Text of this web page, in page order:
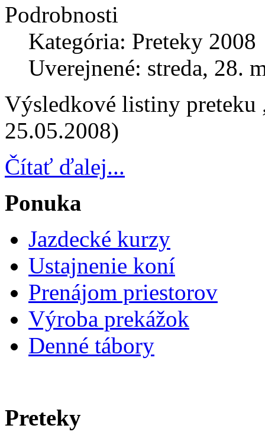
Podrobnosti
Kategória: Preteky 2008
Uverejnené: streda, 28.
Výsledkové listiny preteku
25.05.2008)
Čítať ďalej...
Ponuka
Jazdecké kurzy
Ustajnenie koní
Prenájom priestorov
Výroba prekážok
Denné tábory
Preteky